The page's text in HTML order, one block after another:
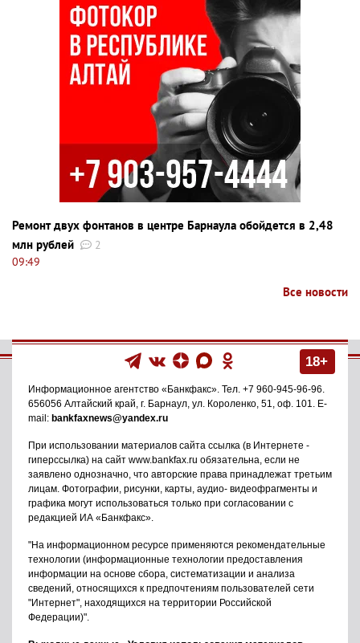
Ремонт двух фонтанов в центре Барнаула обойдется в 2,48
млн рублей
2
09:49
Все новости
18+
Информационное агентство «Банкфакс» . Тел. +7 960-945-96-96
656056 Алтайский край, г. Барнаул ул. Короленко, 51, оф. 101
. E-
mail: bankfaxnews@yandex.ru
При использовании материалов сайта ссылка (в Интернете -
гиперссылка) на сайт www.bankfax.ru обязательна, если не
заявлено однозначно, что авторские права принадлежат третьим
лицам. Фотографии, рисунки, карты, аудио- видеофрагменты и
графика могут использоваться только при согласовании с
редакцией ИА «Банкфакс».
"На информационном ресурсе применяются рекомендательные
технологии (информационные технологии предоставления
информации на основе сбора, систематизации и анализа
сведений, относящихся к предпочтениям пользователей сети
"Интернет", находящихся на территории Российской
Федерации)".